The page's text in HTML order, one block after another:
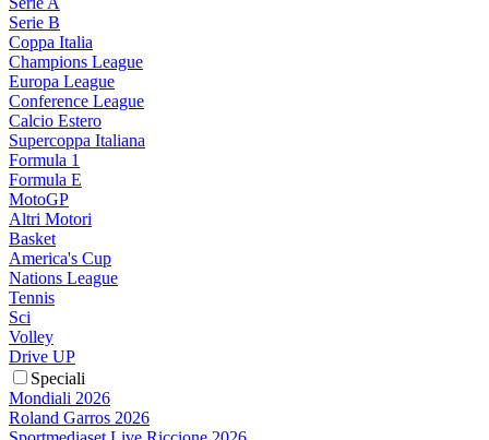
Serie B
Coppa Italia
Champions League
Europa League
Conference League
Calcio Estero
Supercoppa Italiana
Formula 1
Formula E
MotoGP
Altri Motori
Basket
America's Cup
Nations League
Tennis
Sci
Volley
Drive UP
Speciali
Mondiali 2026
Roland Garros 2026